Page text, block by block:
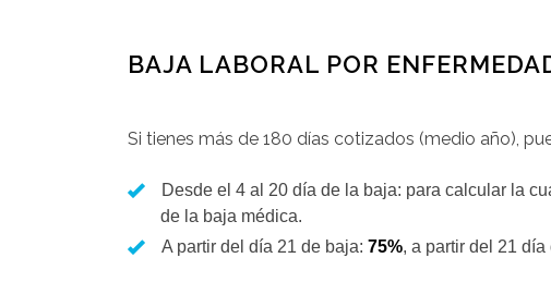
BAJA LABORAL POR
Si tienes más de 180 días cotizados (medio año),
Desde el 4 al 20 día de la baja: para calcular la
de la baja médica.
A partir del día 21 de baja: 75%, a partir del 21 día